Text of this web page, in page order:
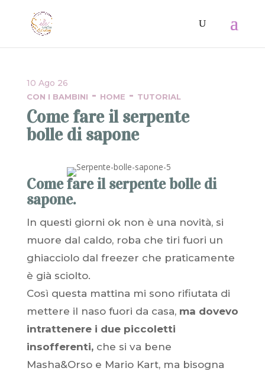
CON I BAMBINI - HOME - TUTORIAL
10 Ago 26
Come fare il serpente
bolle di sapone
Come fare il serpente bolle di
sapone.
In questi giorni ok non è una novità, si
muore dal caldo, roba che tiri fuori un
ghiacciolo dal freezer che praticamente
è già sciolto.
Così questa mattina mi sono rifiutata di
mettere il naso fuori da casa, ma dovevo
intrattenere i due piccoletti
insofferenti,che si va bene
Masha&Orso e Mario Kart, ma bisogna